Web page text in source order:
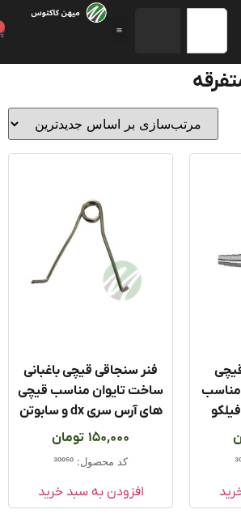
فنر سنجاقی قیچی باغبانی
ساخت تایوان مناسب قیچی
های آرس سری dx و سابوتن
150,000 تومان
کد محصول: 30050
افزودن به سبد خرید